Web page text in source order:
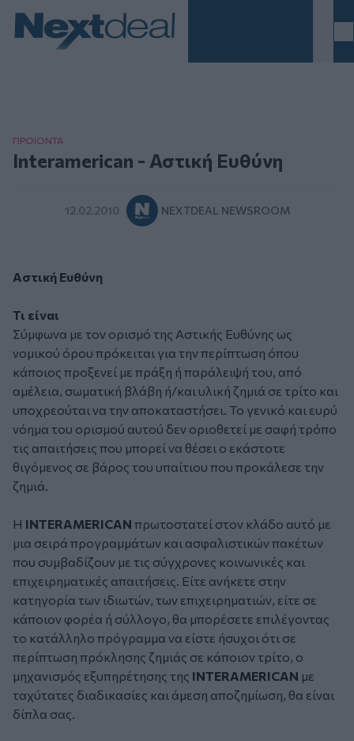
ΠΡΟΙΟΝΤΑ
Interamerican - Αστική Ευθύνη
12.02.2010 NEXTDEAL NEWSROOM
Αστική Ευθύνη
Τι είναι
Σύμφωνα με τον ορισμό της Αστικής Ευθύνης ως
νομικού όρου πρόκειται για την περίπτωση όπου
κάποιος προξενεί με πράξη ή παράλειψή του, από
αμέλεια, σωματική βλάβη ή/και υλική ζημιά σε τρίτο και
υποχρεούται να την αποκαταστήσει. Το γενικό και ευρύ
νόημα του ορισμού αυτού δεν οριοθετεί με σαφή τρόπο
τις απαιτήσεις που μπορεί να θέσει ο εκάστοτε
θιγόμενος σε βάρος του υπαίτιου που προκάλεσε την
ζημιά.
Η INTERAMERICAN πρωτοστατεί στον κλάδο αυτό με
μια σειρά προγραμμάτων και ασφαλιστικών πακέτων
που συμβαδίζουν με τις σύγχρονες κοινωνικές και
επιχειρηματικές απαιτήσεις. Είτε ανήκετε στην
κατηγορία των ιδιωτών, των επιχειρηματιών, είτε σε
κάποιον φορέα ή σύλλογο, θα μπορέσετε επιλέγοντας
το κατάλληλο πρόγραμμα να είστε ήσυχοι ότι σε
περίπτωση πρόκλησης ζημιάς σε κάποιον τρίτο, ο
μηχανισμός εξυπηρέτησης της INTERAMERICAN με
ταχύτατες διαδικασίες και άμεση αποζημίωση, θα είναι
δίπλα σας.